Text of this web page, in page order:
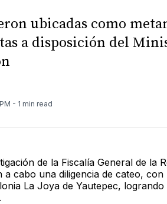
ubicadas como
a disposición del
- 1 min read
de la Fiscalía General de la
cabo una diligencia de cateo,
La Joya de Yautepec, logrando